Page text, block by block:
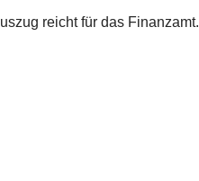
reicht für das Finanzamt.